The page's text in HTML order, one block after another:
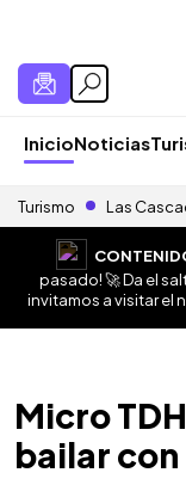
InicioNoticias
Turismo Las
pasado! 🚀 Da el
invitamos a visitar el
Micro
bailar